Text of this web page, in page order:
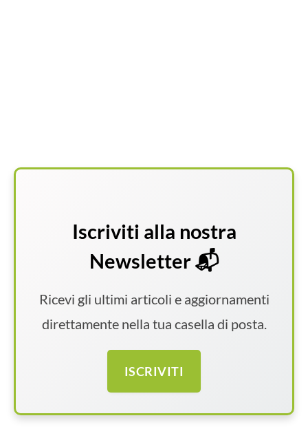
Iscriviti alla nostra
Newsletter 📬
Ricevi gli ultimi articoli e aggiornamenti
direttamente nella tua casella di posta.
ISCRIVITI